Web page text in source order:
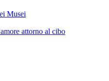
Musei
attorno al cibo